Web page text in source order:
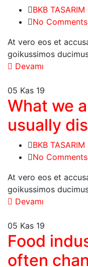
BKB TASARIM
No Comments
At vero eos et
goikussimos
Devamı
05 Kas 19
What we
usually
BKB TASARIM
No Comments
At vero eos et
goikussimos
Devamı
05 Kas 19
Food
often